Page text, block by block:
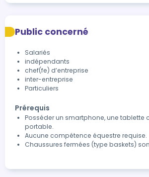
Public concerné
Salariés
indépendants
chef(fe) d’entreprise
inter-entreprise
Particuliers
Prérequis
Posséder un smartphone, une tablette
portable.
Aucune compétence équestre requise.
Chaussures fermées (type baskets)